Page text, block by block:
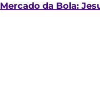
Mercado da Bola: